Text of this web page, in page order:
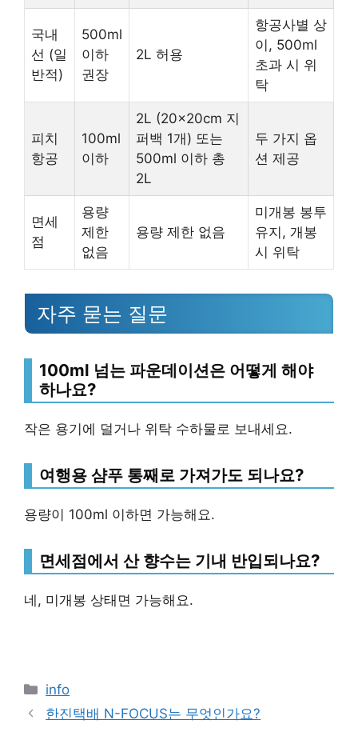
국내
선 (일
반적)
500ml
이하
권장
2L 허용
항공사별 상
이, 500ml
초과 시 위
탁
피치
항공
100ml
이하
2L (20x20cm 지
퍼백 1개) 또는
500ml 이하 총
2L
두 가지 옵
션 제공
면세
점
용량
제한
없음
용량 제한 없음
미개봉 봉투
유지, 개봉
시 위탁
자주 묻는 질문
100ml 넘는 파운데이션은 어떻게 해야
하나요?
작은 용기에 덜거나 위탁 수하물로 보내세요.
여행용 샴푸 통째로 가져가도 되나요?
용량이 100ml 이하면 가능해요.
면세점에서 산 향수는 기내 반입되나요?
네, 미개봉 상태면 가능해요.
Categories
info
한진택배 N-FOCUS는 무엇인가요?